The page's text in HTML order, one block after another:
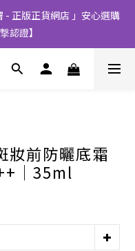
- 正版正貨網店 」安心選購
認證】
妝前防曬底霜